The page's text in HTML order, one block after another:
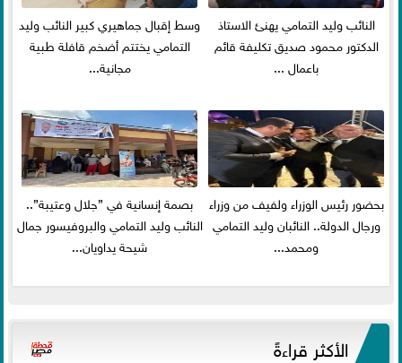
النائب وليد التمامي يهنئ الاستاذ
الدكتور محمود صديق تكليفة قائم
باعمال ...
وسط إقبال جماهيري كبير النائب وليد
التمامي يختتم أضخم قافلة طبية
مجانية...
بحضور رئيس الوزراء ولفيف من وزراء
ورجال الدولة.. النائبان وليد التمامي
ومحمد...
بصمة إنسانية في ”جلال وعتيبة”..
النائب وليد التمامي والبروفيسور جمال
شيحة يداويان...
الأكثر قراءةً